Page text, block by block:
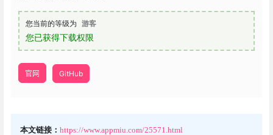
您当前的等级为 游客
您已获得下载权限
官网 GitHub
本文链接： https://www.appmiu.com/25571.html